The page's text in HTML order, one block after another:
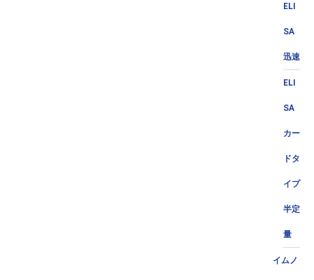
ELI
SA
迅速
ELI
SA
カー
ドタ
イプ
半定
量
イムノ